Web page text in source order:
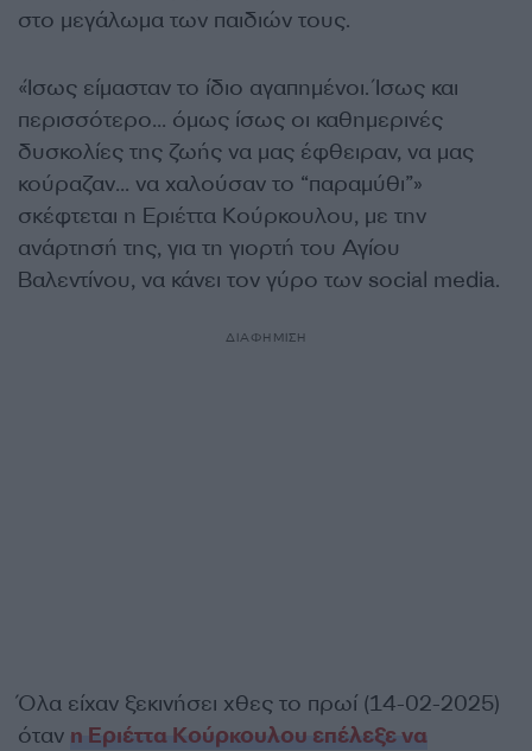
στο μεγάλωμα των παιδιών τους.
«Ίσως είμασταν το ίδιο αγαπημένοι. Ίσως και
περισσότερο… όμως ίσως οι καθημερινές
δυσκολίες της ζωής να μας έφθειραν, να μας
κούραζαν… να χαλούσαν το “παραμύθι”»
σκέφτεται η Εριέττα Κούρκουλου, με την
ανάρτησή της, για τη γιορτή του Αγίου
Βαλεντίνου, να κάνει τον γύρο των social media.
ΔΙΑΦΗΜΙΣΗ
Όλα είχαν ξεκινήσει χθες το πρωί (14-02-2025)
όταν η Εριέττα Κούρκουλου επέλεξε να